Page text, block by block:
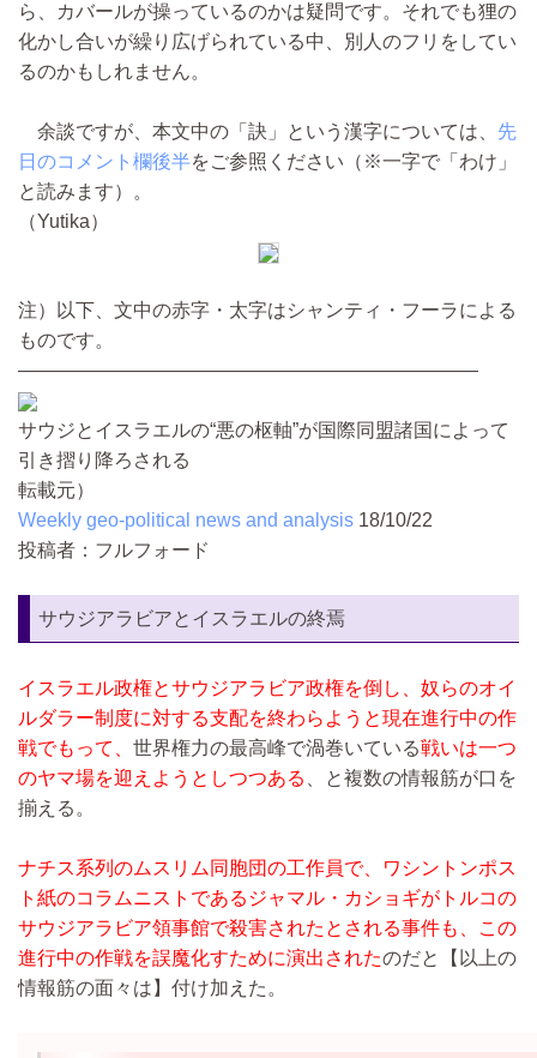
ら、カバールが操っているのかは疑問です。それでも狸の
化かし合いが繰り広げられている中、別人のフリをしてい
るのかもしれません。
余談ですが、本文中の「訣」という漢字については、 先
日のコメント欄後半をご参照ください（※一字で「わけ」
と読みます）。
（Yutika）
注）以下、文中の赤字・太字はシャンティ・フーラによる
ものです。
————————————————————————
サウジとイスラエルの“悪の枢軸”が国際同盟諸国によって
引き摺り降ろされる
転載元）
Weekly geo-political news and analysis 18/10/22
投稿者：フルフォード
サウジアラビアとイスラエルの終焉
イスラエル政権とサウジアラビア政権を倒し、奴らのオイ
ルダラー制度に対する支配を終わらようと現在進行中の作
戦でもって、 世界権力の最高峰で渦巻いている戦いは一つ
のヤマ場を迎えようとしつつある
、と複数の情報筋が口を
揃える。
ナチス系列のムスリム同胞団の工作員で、ワシントンポス
ト紙のコラムニストであるジャマル・カショギがトルコの
サウジアラビア領事館で殺害されたとされる事件も、この
進行中の作戦を誤魔化すために演出されたのだと【以上の
情報筋の面々は】付け加えた。